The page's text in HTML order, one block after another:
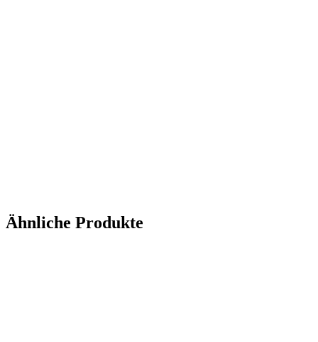
Ähnliche Produkte